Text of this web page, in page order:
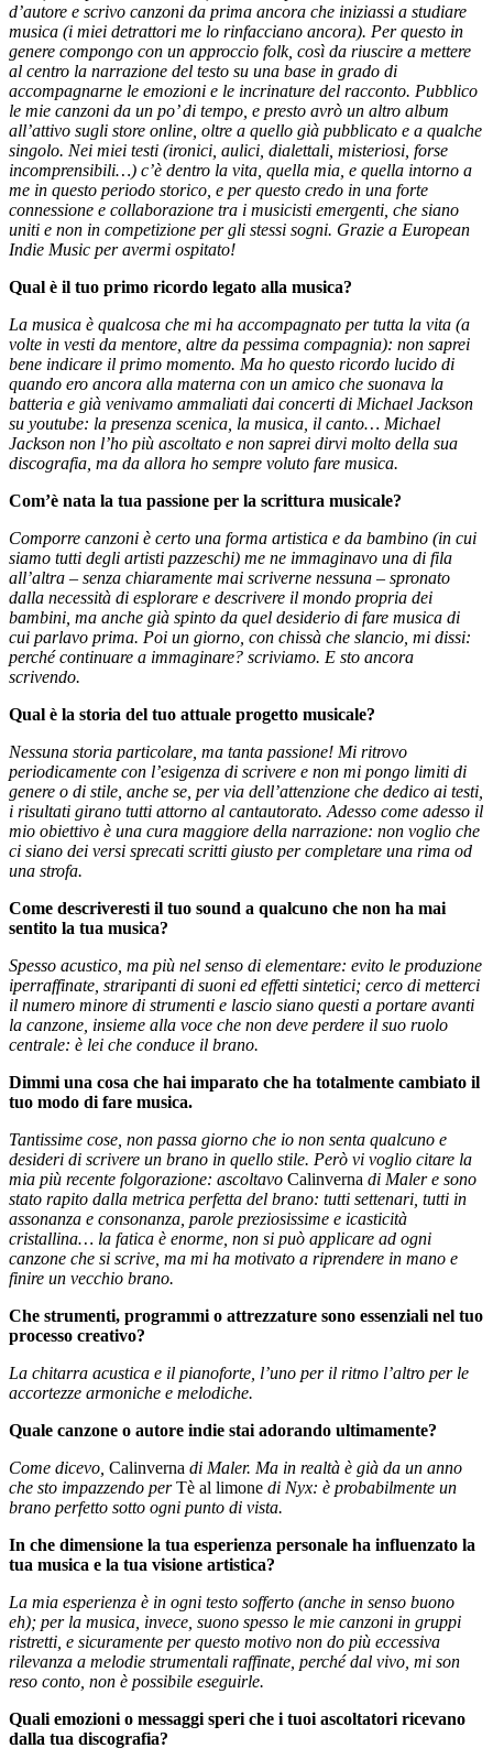
d’autore e scrivo canzoni da prima ancora che iniziassi a studiare
musica (i miei detrattori me lo rinfacciano ancora). Per questo in
genere compongo con un approccio folk, così da riuscire a mettere
al centro la narrazione del testo su una base in grado di
accompagnarne le emozioni e le incrinature del racconto. Pubblico
le mie canzoni da un po’ di tempo, e presto avrò un altro album
all’attivo sugli store online, oltre a quello già pubblicato e a qualche
singolo. Nei miei testi (ironici, aulici, dialettali, misteriosi, forse
incomprensibili…) c’è dentro la vita, quella mia, e quella intorno a
me in questo periodo storico, e per questo credo in una forte
connessione e collaborazione tra i musicisti emergenti, che siano
uniti e non in competizione per gli stessi sogni. Grazie a European
Indie Music per avermi ospitato!
Qual è il tuo primo ricordo legato alla musica?
La musica è qualcosa che mi ha accompagnato per tutta la vita (a
volte in vesti da mentore, altre da pessima compagnia): non saprei
bene indicare il primo momento. Ma ho questo ricordo lucido di
quando ero ancora alla materna con un amico che suonava la
batteria e già venivamo ammaliati dai concerti di Michael Jackson
su youtube: la presenza scenica, la musica, il canto… Michael
Jackson non l’ho più ascoltato e non saprei dirvi molto della sua
discografia, ma da allora ho sempre voluto fare musica.
Com’è nata la tua passione per la scrittura musicale?
Comporre canzoni è certo una forma artistica e da bambino (in cui
siamo tutti degli artisti pazzeschi) me ne immaginavo una di fila
all’altra – senza chiaramente mai scriverne nessuna – spronato
dalla necessità di esplorare e descrivere il mondo propria dei
bambini, ma anche già spinto da quel desiderio di fare musica di
cui parlavo prima. Poi un giorno, con chissà che slancio, mi dissi:
perché continuare a immaginare? scriviamo. E sto ancora
scrivendo.
Qual è la storia del tuo attuale progetto musicale?
Nessuna storia particolare, ma tanta passione! Mi ritrovo
periodicamente con l’esigenza di scrivere e non mi pongo limiti di
genere o di stile, anche se, per via dell’attenzione che dedico ai testi,
i risultati girano tutti attorno al cantautorato. Adesso come adesso il
mio obiettivo è una cura maggiore della narrazione: non voglio che
ci siano dei versi sprecati scritti giusto per completare una rima od
una strofa.
Come descriveresti il tuo sound a qualcuno che non ha mai
sentito la tua musica?
Spesso acustico, ma più nel senso di elementare: evito le produzione
iperraffinate, straripanti di suoni ed effetti sintetici; cerco di metterci
il numero minore di strumenti e lascio siano questi a portare avanti
la canzone, insieme alla voce che non deve perdere il suo ruolo
centrale: è lei che conduce il brano.
Dimmi una cosa che hai imparato che ha totalmente cambiato il
tuo modo di fare musica.
Tantissime cose, non passa giorno che io non senta qualcuno e
desideri di scrivere un brano in quello stile. Però vi voglio citare la
mia più recente folgorazione: ascoltavo Calinverna di Maler e sono
stato rapito dalla metrica perfetta del brano: tutti settenari, tutti in
assonanza e consonanza, parole preziosissime e icasticità
cristallina… la fatica è enorme, non si può applicare ad ogni
canzone che si scrive, ma mi ha motivato a riprendere in mano e
finire un vecchio brano.
Che strumenti, programmi o attrezzature sono essenziali nel tuo
processo creativo?
La chitarra acustica e il pianoforte, l’uno per il ritmo l’altro per le
accortezze armoniche e melodiche.
Quale canzone o autore indie stai adorando ultimamente?
Come dicevo, Calinverna di Maler. Ma in realtà è già da un anno
che sto impazzendo perTè al limone di Nyx: è probabilmente un
brano perfetto sotto ogni punto di vista.
In che dimensione la tua esperienza personale ha influenzato la
tua musica e la tua visione artistica?
La mia esperienza è in ogni testo sofferto (anche in senso buono
eh); per la musica, invece, suono spesso le mie canzoni in gruppi
ristretti, e sicuramente per questo motivo non do più eccessiva
rilevanza a melodie strumentali raffinate, perché dal vivo, mi son
reso conto, non è possibile eseguirle.
Quali emozioni o messaggi speri che i tuoi ascoltatori ricevano
dalla tua discografia?